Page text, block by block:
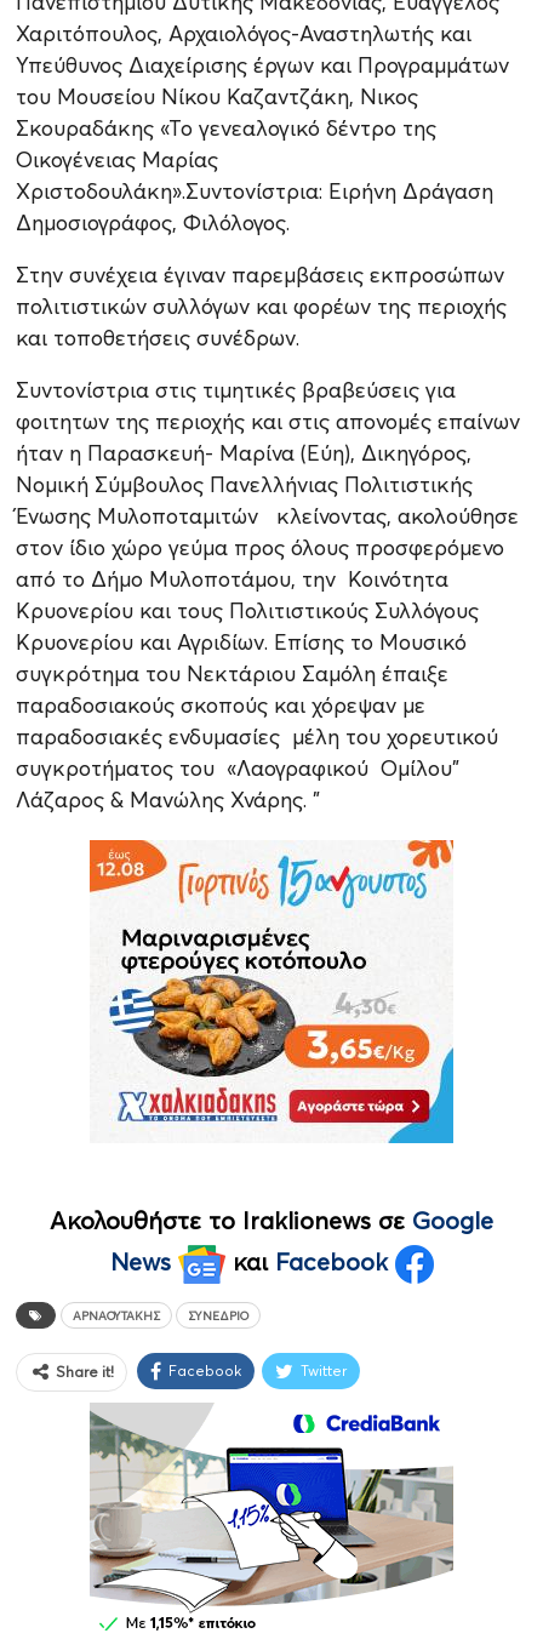
Χαριτόπουλος, Αρχαιολόγος-Αναστηλωτής και
Υπεύθυνος Διαχείρισης έργων και Προγραμμάτων
του Μουσείου Νίκου Καζαντζάκη, Νικος
Σκουραδάκης «Το γενεαλογικό δέντρο της
Οικογένειας Μαρίας
Χριστοδουλάκη».Συντονίστρια: Ειρήνη Δράγαση
Δημοσιογράφος, Φιλόλογος.
Στην συνέχεια έγιναν παρεμβάσεις εκπροσώπων
πολιτιστικών συλλόγων και φορέων της περιοχής
και τοποθετήσεις συνέδρων.
Συντονίστρια στις τιμητικές βραβεύσεις για
φοιτητων της περιοχής και στις απονομές επαίνων
ήταν η Παρασκευή- Μαρίνα (Εύη), Δικηγόρος,
Νομική Σύμβουλος Πανελλήνιας Πολιτιστικής
Ένωσης Μυλοποταμιτών κλείνοντας, ακολούθησε
στον ίδιο χώρο γεύμα προς όλους προσφερόμενο
από το Δήμο Μυλοποτάμου, την Κοινότητα
Κρυονερίου και τους Πολιτιστικούς Συλλόγους
Κρυονερίου και Αγριδίων. Επίσης το Μουσικό
συγκρότημα του Νεκτάριου Σαμόλη έπαιξε
παραδοσιακούς σκοπούς και χόρεψαν με
παραδοσιακές ενδυμασίες μέλη του χορευτικού
συγκροτήματος του «Λαογραφικού Ομίλου"
Λάζαρος & Μανώλης Χνάρης. "
Ακολουθήστε το Iraklionews σε Google
News
και Facebook
ΑΡΝΑΟΥΤΆΚΗΣ ΣΥΝΈΔΡΙΟ
Share it! Facebook Twitter